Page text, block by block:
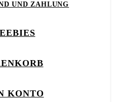
UND ZAHLUNG
KONTO